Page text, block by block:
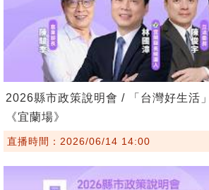
2026縣市政策說明會 / 「台灣好生活
《宜蘭場》
直播時間：2026/06/14 14:00